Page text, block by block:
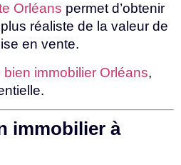
Orléans permet d’obtenir
réaliste de la valeur de
en vente.
bien immobilier Orléans,
immobilier à